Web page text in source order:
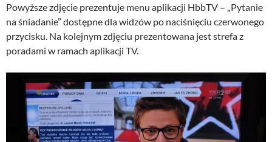
Powyższe zdjęcie prezentuje menu aplikacji HbbTV – „Pytanie
na śniadanie” dostępne dla widzów po naciśnięciu czerwonego
przycisku. Na kolejnym zdjęciu prezentowana jest strefa z
poradami w ramach aplikacji TV.